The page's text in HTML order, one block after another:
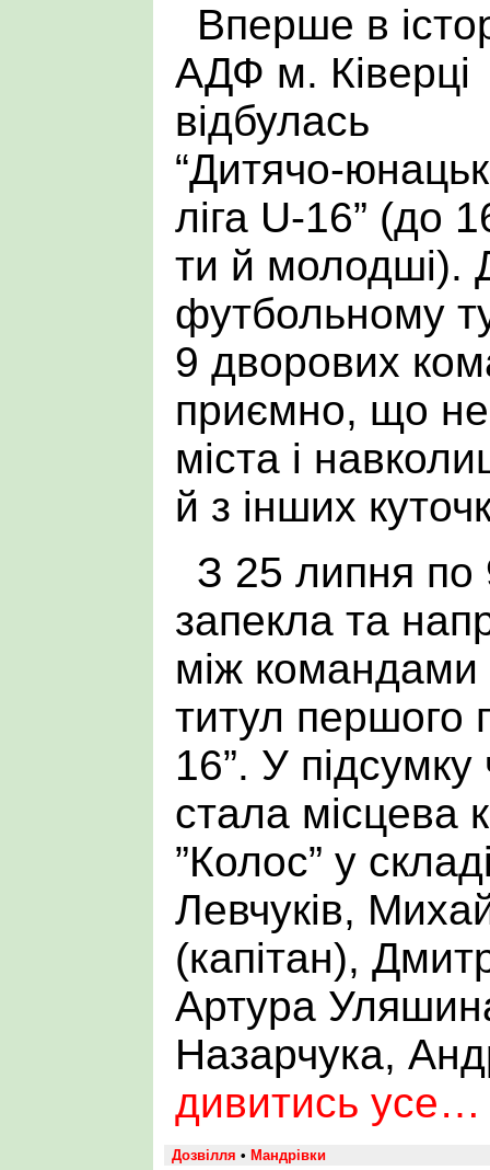
Вперше в
АДФ м. Ківерці
відбулась
“Дитячо-
ліга U-16” (до
ти й молодші).
футбольному
9 дворових
приємно, що
міста і
й з інших
З 25 липня
запекла та
між командами
титул першого
16”. У підсумку
стала місцева
”Колос” у
Левчуків,
(капітан),
Артура
Назарчука,
дивитись усе…
Дозвілля • Мандрівки